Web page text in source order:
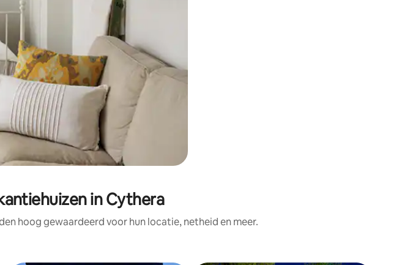
in Cythera
hoog gewaardeerd voor hun locatie, netheid en meer.